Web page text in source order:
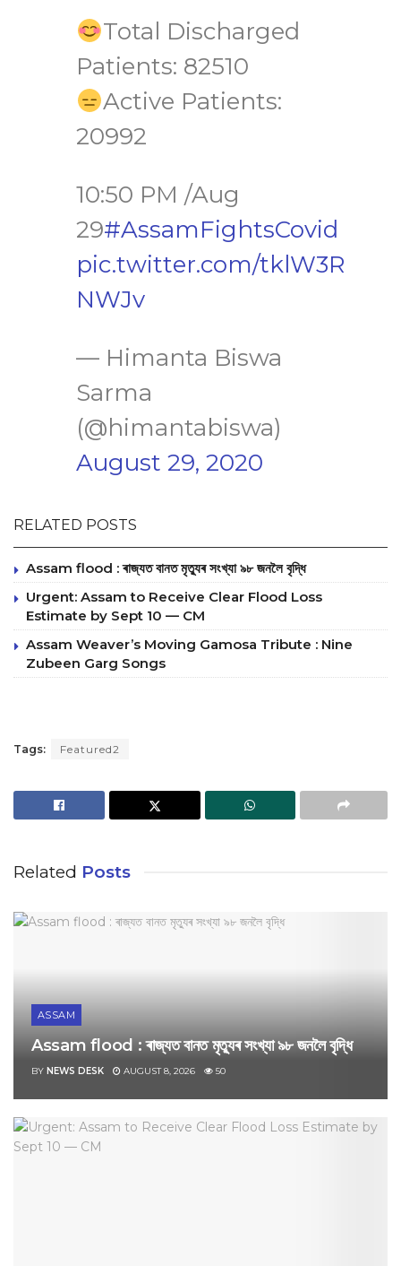
Total Discharged
Patients: 82510
Active Patients:
20992
10:50 PM /Aug
29#AssamFightsCovid
pic.twitter.com/tklW3R
NWJv
— Himanta Biswa
Sarma
(@himantabiswa)
August 29, 2020
RELATED POSTS
Assam flood : ৰাজ্যত বানত মৃত্যুৰ সংখ্যা ৯৮ জনলৈ বৃদ্ধি
Urgent: Assam to Receive Clear Flood Loss
Estimate by Sept 10 — CM
Assam Weaver’s Moving Gamosa Tribute : Nine
Zubeen Garg Songs
Tags: Featured2
Related Posts
ASSAM
Assam flood : ৰাজ্যত বানত মৃত্যুৰ সংখ্যা ৯৮ জনলৈ বৃদ্ধি
BY NEWS DESK AUGUST 8, 2026 50